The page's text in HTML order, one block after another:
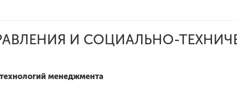
И СОЦИАЛЬНО-
менеджмента